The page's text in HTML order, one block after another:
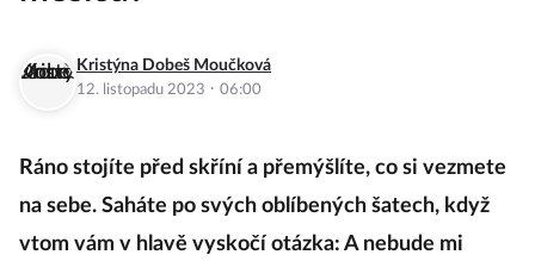
Kristýna Dobeš Moučková
12. listopadu 2023 · 06:00
Ráno stojíte před skříní a přemýšlíte, co si vezmete
na sebe. Saháte po svých oblíbených šatech, když
vtom vám v hlavě vyskočí otázka: A nebude mi